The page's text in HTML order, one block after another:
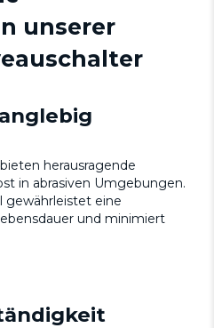
unserer
herausragende
in abrasiven Umgebungen.
gewährleistet eine
und minimiert